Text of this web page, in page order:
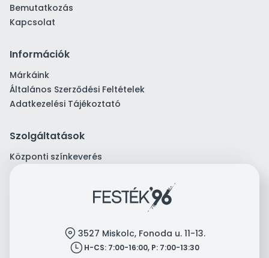
Bemutatkozás
Kapcsolat
Információk
Márkáink
Általános Szerződési Feltételek
Adatkezelési Tájékoztató
Szolgáltatások
Központi színkeverés
location 3527 Miskolc, Fonoda u. 11-13.
clock H-CS: 7:00-16:00, P: 7:00-13:30